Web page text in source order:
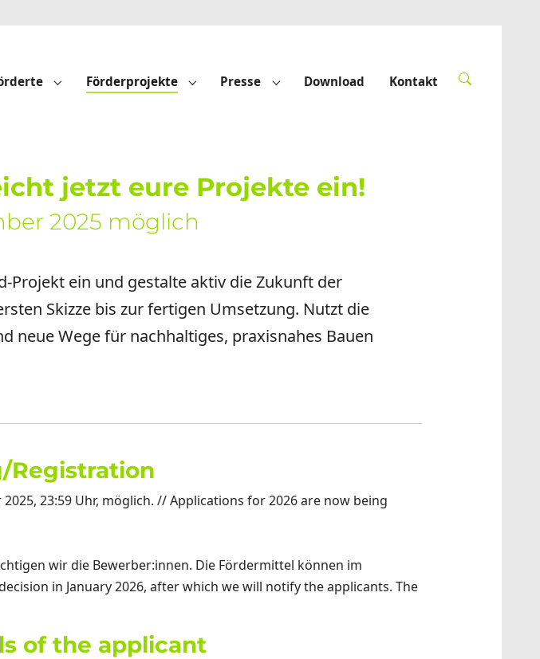
for "Die Sto-Stiftung"
Submenu for "Geförderte"
Förderprojekte Submenu for "Förderprojekte"
Presse Submenu for "Presse"
Download Kontakt
jetzt eure Projekte ein!
2025 möglich
Projekt ein und gestalte aktiv die Zukunft der
Skizze bis zur fertigen Umsetzung. Nutzt die
neue Wege für nachhaltiges, praxisnahes Bauen
Registration
23:59 Uhr, möglich. // Applications for 2026 are now being
wir die Bewerber:innen. Die Fördermittel können im
in January 2026, after which we will notify the applicants. The
of the applicant